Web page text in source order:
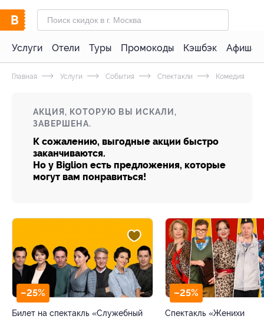
Услуги Отели Туры Промокоды Кэшбэк Афиша
Главная Услуги События Спектакли Комедия
АКЦИЯ, КОТОРУЮ ВЫ ИСКАЛИ,
ЗАВЕРШЕНА.
К сожалению, выгодные акции быстро
заканчиваются.
Но у Biglion есть предложения, которые
могут вам понравиться!
–25%
Билет на спектакль «Служебный
–25%
Спектакль «Женихи